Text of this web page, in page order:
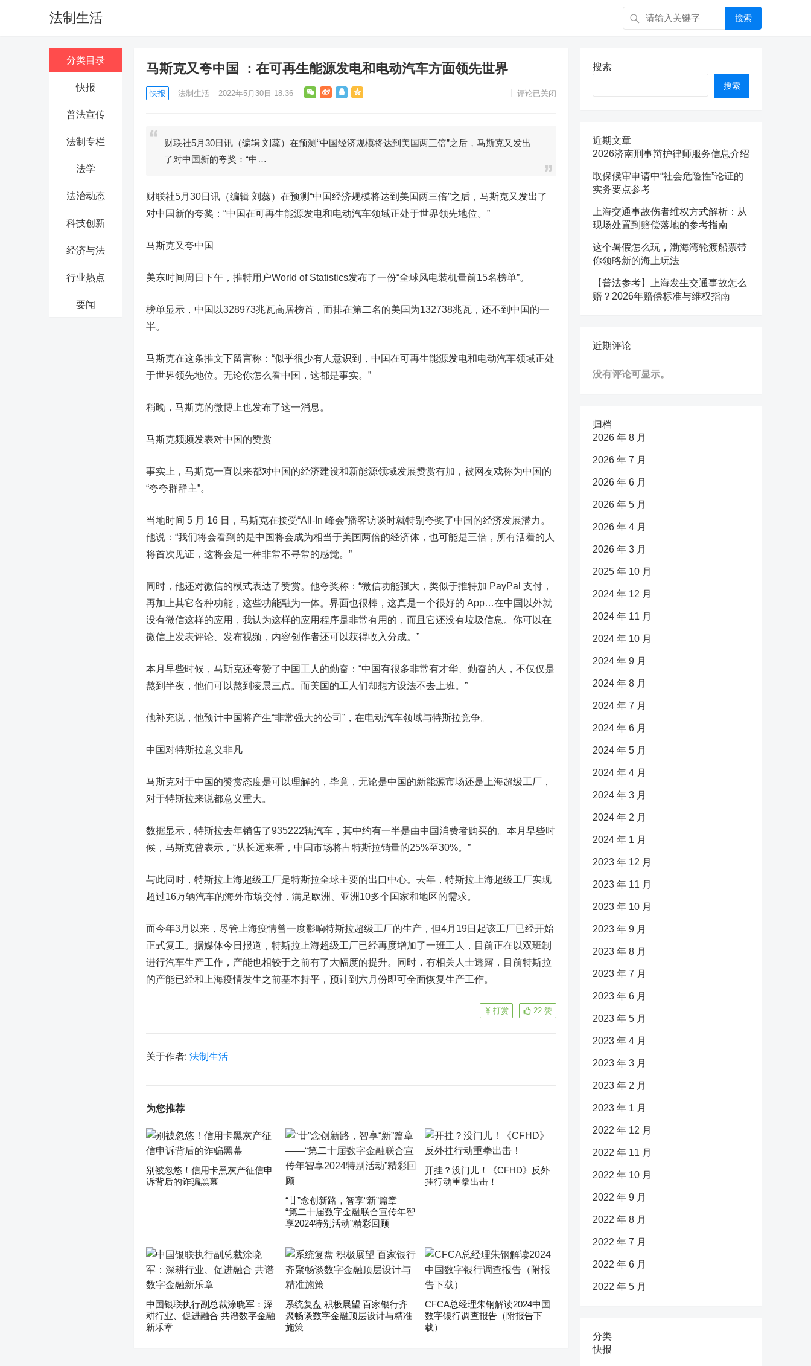
法制生活 搜索
分类目录
快报
普法宣传
法制专栏
法学
法治动态
科技创新
经济与法
行业热点
要闻
马斯克又夸中国 ：在可再生能源发电和电动汽车方面领先世界
快报 法制生活 2022年5月30日 18:36 评论已关闭
财联社5月30日讯（编辑 刘蕊）在预测“中国经济规模将达到美国两三倍”之后，马斯克又发出
了对中国新的夸奖：“中…
财联社5月30日讯（编辑 刘蕊） 在预测“中国经济规模将达到美国两三倍”之后，马斯克又发出了
对中国新的夸奖：“中国在可再生能源发电和电动汽车领域正处于世界领先地位。”
马斯克又夸中国
美东时间周日下午，推特用户World of Statistics发布了一份“全球风电装机量前15名榜单”。
榜单显示，中国以328973兆瓦高居榜首，而排在第二名的美国为132738兆瓦，还不到中国的一
半。
马斯克在这条推文下留言称：“似乎很少有人意识到， 中国在可再生能源发电和电动汽车领域正处
于世界领先地位。无论你怎么看中国，这都是事实。”
稍晚，马斯克的微博上也发布了这一消息。
马斯克频频发表对中国的赞赏
事实上，马斯克一直以来都对中国的经济建设和新能源领域发展赞赏有加，被网友戏称为中国的
“夸夸群群主”。
当地时间 5 月 16 日，马斯克在接受“All-In 峰会”播客访谈时就特别夸奖了中国的经济发展潜力。
他说：“我们将会看到的是中国将会成为相当于美国两倍的经济体，也可能是三倍，所有活着的人
将首次见证，这将会是一种非常不寻常的感觉。”
同时，他还对微信的模式表达了赞赏。他夸奖称：“微信功能强大，类似于推特加 PayPal 支付，
再加上其它各种功能，这些功能融为一体。界面也很棒，这真是一个很好的 App…在中国以外就
没有微信这样的应用，我认为这样的应用程序是非常有用的，而且它还没有垃圾信息。你可以在
微信上发表评论、发布视频，内容创作者还可以获得收入分成。”
本月早些时候，马斯克还夸赞了中国工人的勤奋：“中国有很多非常有才华、勤奋的人，不仅仅是
熬到半夜，他们可以熬到凌晨三点。而美国的工人们却想方设法不去上班。”
他补充说，他预计中国将产生“非常强大的公司”，在电动汽车领域与特斯拉竞争。
中国对特斯拉意义非凡
马斯克对于中国的赞赏态度是可以理解的，毕竟，无论是中国的新能源市场还是上海超级工厂，
对于特斯拉来说都意义重大。
数据显示， 特斯拉去年销售了935222辆汽车，其中约有一半是由中国消费者购买的。 本月早些时
候，马斯克曾表示，“从长远来看，中国市场将占特斯拉销量的25%至30%。”
与此同时，特斯拉上海超级工厂是特斯拉全球主要的出口中心。去年，特斯拉上海超级工厂实现
超过16万辆汽车的海外市场交付，满足欧洲、亚洲10多个国家和地区的需求。
而今年3月以来，尽管上海疫情曾一度影响特斯拉超级工厂的生产，但4月19日起该工厂已经开始
正式复工。据媒体今日报道，特斯拉上海超级工厂已经再度增加了一班工人，目前正在以双班制
进行汽车生产工作，产能也相较于之前有了大幅度的提升。同时，有相关人士透露，目前特斯拉
的产能已经和上海疫情发生之前基本持平，预计到六月份即可全面恢复生产工作。
22 赞
打赏
关于作者: 法制生活
为您推荐
别被忽悠！信用卡黑灰产征信申
诉背后的诈骗黑幕
“廿”念创新路，智享“新”篇章——
“第二十届数字金融联合宣传年智
享2024特别活动”精彩回顾
开挂？没门儿！《CFHD》反外
挂行动重拳出击！
中国银联执行副总裁涂晓军：深
耕行业、促进融合 共谱数字金融
新乐章
系统复盘 积极展望 百家银行齐
聚畅谈数字金融顶层设计与精准
施策
CFCA总经理朱钢解读2024中国
数字银行调查报告（附报告下
载）
搜索
搜索
近期文章
2026济南刑事辩护律师服务信息介绍
取保候审申请中“社会危险性”论证的
实务要点参考
上海交通事故伤者维权方式解析：从
现场处置到赔偿落地的参考指南
这个暑假怎么玩，渤海湾轮渡船票带
你领略新的海上玩法
【普法参考】上海发生交通事故怎么
赔？2026年赔偿标准与维权指南
近期评论
没有评论可显示。
归档
2026 年 8 月
2026 年 7 月
2026 年 6 月
2026 年 5 月
2026 年 4 月
2026 年 3 月
2025 年 10 月
2024 年 12 月
2024 年 11 月
2024 年 10 月
2024 年 9 月
2024 年 8 月
2024 年 7 月
2024 年 6 月
2024 年 5 月
2024 年 4 月
2024 年 3 月
2024 年 2 月
2024 年 1 月
2023 年 12 月
2023 年 11 月
2023 年 10 月
2023 年 9 月
2023 年 8 月
2023 年 7 月
2023 年 6 月
2023 年 5 月
2023 年 4 月
2023 年 3 月
2023 年 2 月
2023 年 1 月
2022 年 12 月
2022 年 11 月
2022 年 10 月
2022 年 9 月
2022 年 8 月
2022 年 7 月
2022 年 6 月
2022 年 5 月
分类
快报